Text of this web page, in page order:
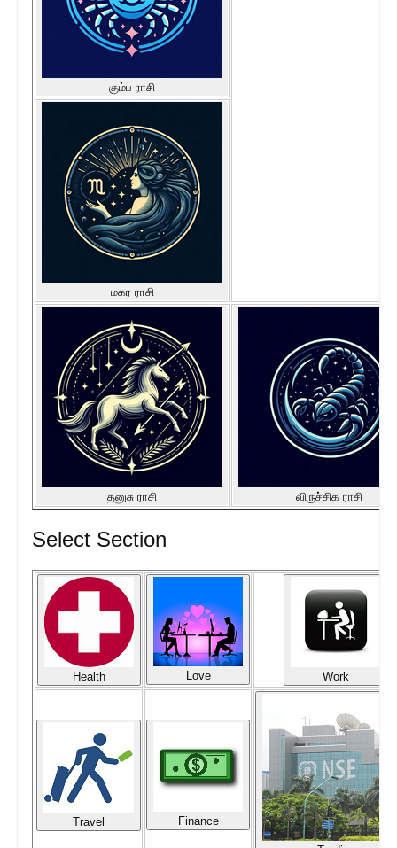
கும்ப ராசி
மகர ராசி
தனுசு ராசி விருச்சிக ராசி
Select Section
Health Love Work
Travel Finance